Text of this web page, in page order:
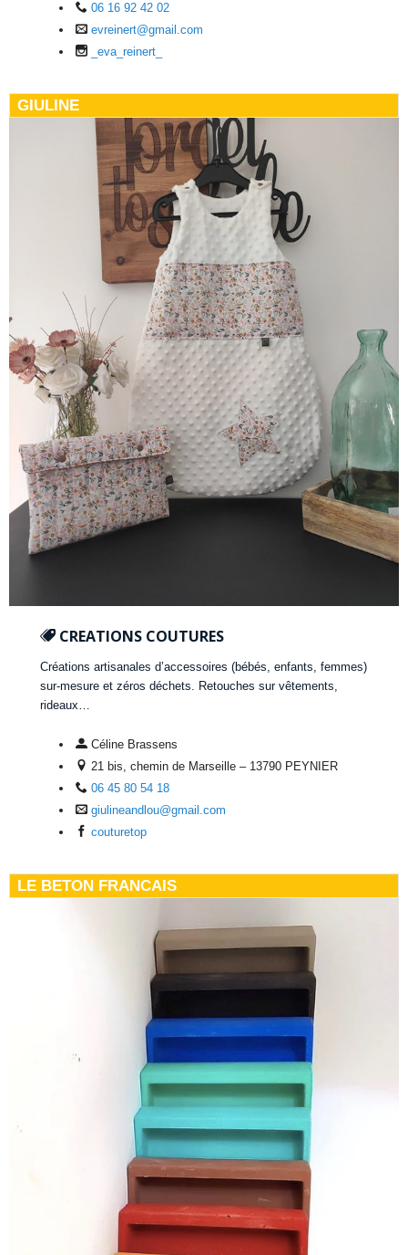
06 16 92 42 02
evreinert@gmail.com
_eva_reinert_
GIULINE
CREATIONS COUTURES
Créations artisanales d’accessoires (bébés, enfants, femmes)
sur-mesure et zéros déchets. Retouches sur vêtements,
rideaux…
Céline Brassens
21 bis, chemin de Marseille – 13790 PEYNIER
06 45 80 54 18
giulineandlou@gmail.com
couturetop
LE BETON FRANCAIS